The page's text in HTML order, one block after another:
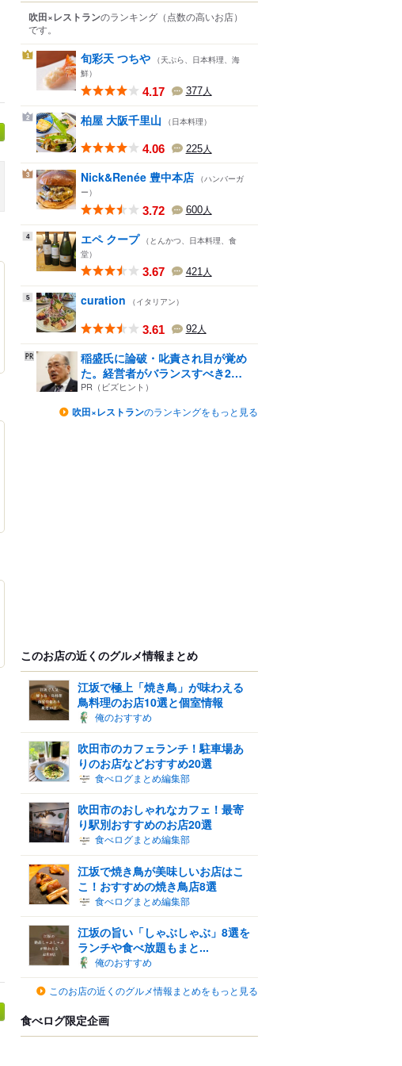
吹田×レストランのランキング （点数の高いお店）
です。
1 旬彩天 つちや （天ぷら、日本料理、海
鮮）
4.17 377人
2 柏屋 大阪千里山 （日本料理）
4.06 225人
3 Nick&Renée 豊中本店 （ハンバーガ
ー）
3.72 600人
4 エペ クープ （とんかつ、日本料理、食
堂）
3.67 421 人
5 curation （イタリアン）
3.61 92人
稲盛氏に論破・叱責され目が覚め
た。経営者がバランスすべき2
つ...
PR（ビズヒント）
吹田×レストランのランキングをもっと見る
このお店の近くのグルメ情報まとめ
江坂で極上「焼き鳥」が味わえる
鳥料理のお店10選と個室情報
俺のおすすめ
吹田市のカフェランチ！駐車場あ
りのお店などおすすめ20選
食べログまとめ編集部
吹田市のおしゃれなカフェ！最寄
り駅別おすすめのお店20選
食べログまとめ編集部
江坂で焼き鳥が美味しいお店はこ
こ！おすすめの焼き鳥店8選
食べログまとめ編集部
江坂の旨い「しゃぶしゃぶ」8選を
ランチや食べ放題もまと...
俺のおすすめ
このお店の近くのグルメ情報まとめをもっと見る
食べログ限定企画